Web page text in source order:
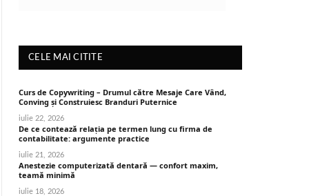
CELE MAI CITITE
Curs de Copywriting – Drumul către Mesaje Care Vând,
Conving și Construiesc Branduri Puternice
iulie 22, 2026
De ce contează relația pe termen lung cu firma de
contabilitate: argumente practice
iulie 21, 2026
Anestezie computerizată dentară — confort maxim,
teamă minimă
iulie 18, 2026